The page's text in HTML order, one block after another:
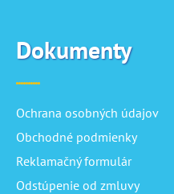
Dokumenty
Ochrana osobných údajov
Obchodné podmienky
Reklamačný formulár
Odstúpenie od zmluvy